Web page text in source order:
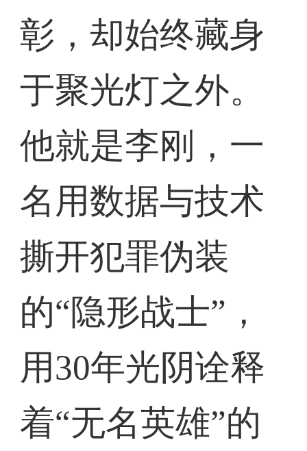
彰，却始终藏身
于聚光灯之外。
他就是李刚，一
名用数据与技术
撕开犯罪伪装
的“隐形战士”，
用30年光阴诠释
着“无名英雄”的